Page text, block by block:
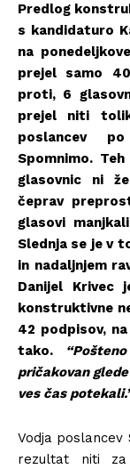
Predlog
s kandidaturo
na
prejel samo
proti, 6
prejel niti
poslancev
Spomnimo.
glasovnic ni
čeprav
glasovi
Slednja se je v
in nadaljnjem
Danijel Krivec
konstruktivne
42 podpisov,
tako.
pričakovan
ves čas
Vodja poslancev
rezultat niti za